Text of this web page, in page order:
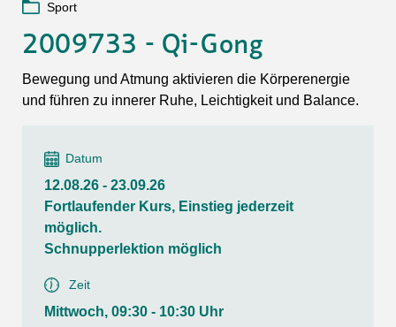
Sport
2009733 - Qi-Gong
Bewegung und Atmung aktivieren die Körperenergie
und führen zu innerer Ruhe, Leichtigkeit und Balance.
Datum
12.08.26 - 23.09.26
Fortlaufender Kurs, Einstieg jederzeit
möglich.
Schnupperlektion möglich
Zeit
Mittwoch, 09:30 - 10:30 Uhr